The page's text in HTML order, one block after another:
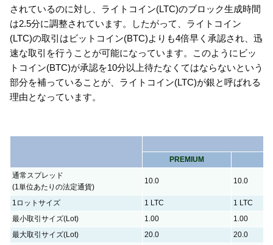
されているのに対し、ライトコイン(LTC)のブロック生成時間
は2.5分に調整されています。したがって、ライトコイン
(LTC)の取引はビットコイン(BTC)よりも4倍早く承認され、迅
速な取引を行うことが可能になっています。このようにビッ
トコイン(BTC)が承認を10分以上待たなくてはならないという
部分を補っていることが、ライトコイン(LTC)が銀と呼ばれる
理由となっています。
PREMIUM
通常スプレッド
(1単位あたりの法定通貨)
10.0 10.0
1ロットサイズ 1 LTC
1 LTC
最小取引サイズ(Lot)
1.00
1.00
最大取引サイズ(Lot)
20.0 20.0